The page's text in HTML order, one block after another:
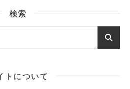
検索
トについて